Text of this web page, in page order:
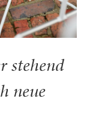
stehend
neue